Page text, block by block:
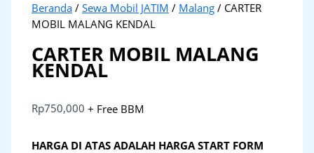
Beranda /Sewa Mobil JATIM / Malang / CARTER
MOBIL MALANG KENDAL
CARTER MOBIL MALANG
KENDAL
Rp750,000 + Free BBM
HARGA DI ATAS ADALAH HARGA START FORM